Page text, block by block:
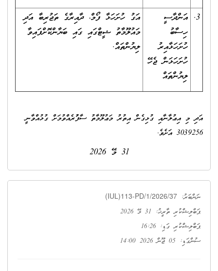
3.
އަންދާސީ
ހިސާބު
ހުށަހަޅާއިރު
ހުށަހަޅަން ޖެހޭ
ލިޔުންތައް
އަގު ހުށަހަޅާ ފޯމް، ދާއިރާގެ ތަޖުރިބާ އަދި
މައުލޫމާތު ޝީޓްގައި ގައި ބަޔާންކޮށްފައިވާ
ލިޔުންތައް.
އަދި މި އިޢުލާނާއި ގުޅިގެން އިތުރު މަޢުލޫމާތު ސާފުކުރެއްވުމަށް ގުޅުއްވާނީ
3039256 އަށެވެ.
31 މޭ 2026
ނަންބަރު: (IUL)113-PD/1/2026/37
ޕަބްލިޝްކުރި ތާރީޚު: 31 މޭ 2026
ޕަބްލިޝްކުރި ގަޑި: 16:26
ސުންގަޑި: 05 ޖޫން 2026 14:00